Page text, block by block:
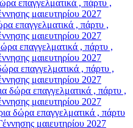
επαγγελματικά , πάρτυ ,
μαιευτηρίου 2027
επαγγελματικά , πάρτυ ,
μαιευτηρίου 2027
επαγγελματικά , πάρτυ ,
μαιευτηρίου 2027
επαγγελματικά , πάρτυ ,
μαιευτηρίου 2027
επαγγελματικά , πάρτυ ,
μαιευτηρίου 2027
δώρα επαγγελματικά , πάρτυ
μαιευτηρίου 2027